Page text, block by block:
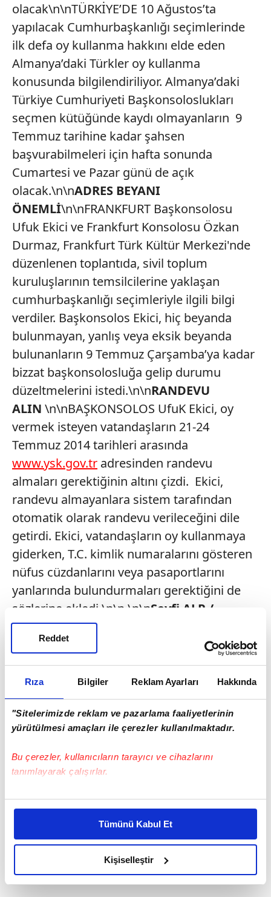
Rıza Bilgiler Reklam Ayarları Hakkında
"Sitelerimizde reklam ve pazarlama faaliyetlerinin
yürütülmesi amaçları ile çerezler kullanılmaktadır.
Bu çerezler, kullanıcıların tarayıcı ve cihazlarını
tanımlayarak çalışırlar.
Bu çerezlere izin vermeniz halinde sizlere özel
daha iyi reklam deneyimi yaşatabiliriz. Bunu yaparken
amacımızın size daha iyi bir reklam deneyimi sunmak
olduğunu ve sizlere en iyi içerikleri sunabilmek adına
elimizden gelen çabayı gösterdiğimizi ve bu noktada,
reklamların maliyetlerimizi karşılamak noktasında tek gelir
Tümünü Kabul Et
Kişiselleştir
Reddet
olacak\n\nTÜRKİYE’DE 10 Ağustos’ta
yapılacak Cumhurbaşkanlığı seçimlerinde
ilk defa oy kullanma hakkını elde eden
Almanya’daki Türkler oy kullanma
konusunda bilgilendiriliyor. Almanya’daki
Türkiye Cumhuriyeti Başkonsoloslukları
seçmen kütüğünde kaydı olmayanların 9
Temmuz tarihine kadar şahsen
başvurabilmeleri için hafta sonunda
Cumartesi ve Pazar günü de açık
olacak.\n\nADRES BEYANI
ÖNEMLİ\n\nFRANKFURT Başkonsolosu
Ufuk Ekici ve Frankfurt Konsolosu Özkan
Durmaz, Frankfurt Türk Kültür Merkezi'nde
düzenlenen toplantıda, sivil toplum
kuruluşlarının temsilcilerine yaklaşan
cumhurbaşkanlığı seçimleriyle ilgili bilgi
verdiler. Başkonsolos Ekici, hiç beyanda
bulunmayan, yanlış veya eksik beyanda
bulunanların 9 Temmuz Çarşamba’ya kadar
bizzat başkonsolosluğa gelip durumu
düzeltmelerini istedi.\n\nRANDEVU
ALIN \n\nBAŞKONSOLOS UfuK Ekici, oy
vermek isteyen vatandaşların 21-24
Temmuz 2014 tarihleri arasında
www.ysk.gov.tr adresinden randevu
almaları gerektiğinin altını çizdi. Ekici,
randevu almayanlara sistem tarafından
otomatik olarak randevu verileceğini dile
getirdi. Ekici, vatandaşların oy kullanmaya
giderken, T.C. kimlik numaralarını gösteren
nüfus cüzdanlarını veya pasaportlarını
yanlarında bulundurmaları gerektiğini de
sözlerine ekledi.\n\n \n\nSeyfi ALP /
FRANKFURT